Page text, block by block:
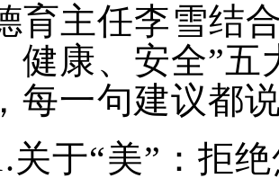
育主任李雪结
健康、安全”
每一句建议都
关于“美”：拒